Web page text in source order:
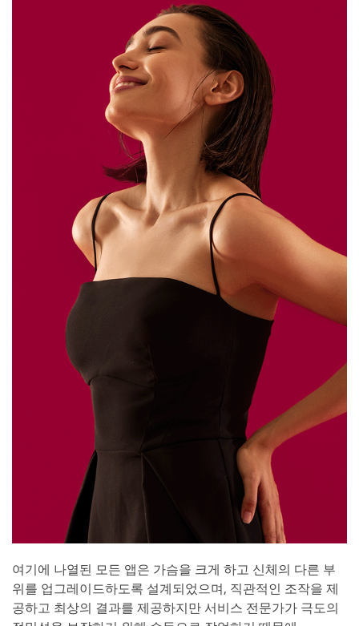
여기에 나열된 모든 앱은 가슴을 크게 하고 신체의 다른 부
위를 업그레이드하도록 설계되었으며, 직관적인 조작을 제
공하고 최상의 결과를 제공하지만 서비스 전문가가 극도의